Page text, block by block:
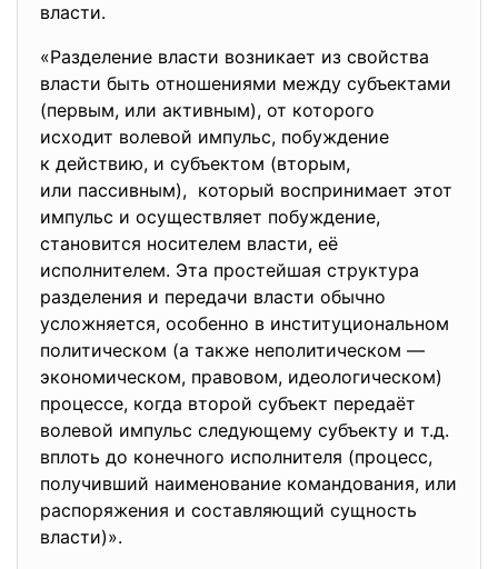
власти.
«Разделение власти возникает из свойства
власти быть отношениями между субъектами
(первым, или активным), от которого
исходит волевой импульс, побуждение
к действию, и субъектом (вторым,
или пассивным), который воспринимает этот
импульс и осуществляет побуждение,
становится носителем власти, её
исполнителем. Эта простейшая структура
разделения и передачи власти обычно
усложняется, особенно в институциональном
политическом (а также неполитическом —
экономическом, правовом, идеологическом)
процессе, когда второй субъект передаёт
волевой импульс следующему субъекту и т.д.
вплоть до конечного исполнителя (процесс,
получивший наименование командования, или
распоряжения и составляющий сущность
власти)».